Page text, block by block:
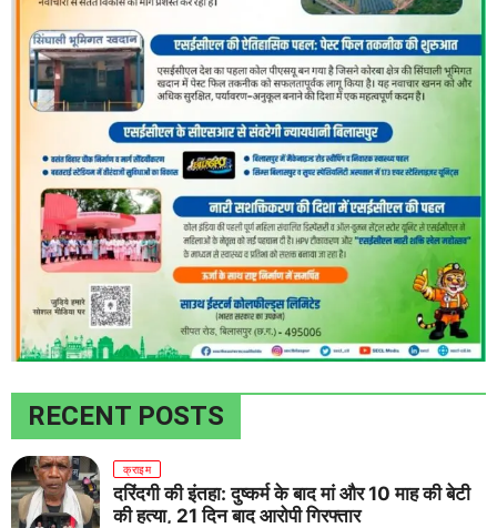
RECENT POSTS
क्राइम
दरिंदगी की इंतहा: दुष्कर्म के बाद मां और 10 माह की बेटी
की हत्या, 21 दिन बाद आरोपी गिरफ्तार